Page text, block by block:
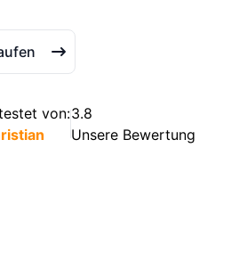
von:3.8
Unsere Bewertung